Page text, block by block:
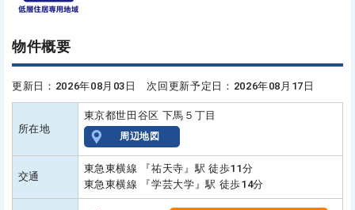
物件概要
更新日：2026年08月03日 次回更新予定日：2026年08月17日
所在地
東京都世田谷区 下馬５丁目
周辺地図
交通
東急東横線 『祐天寺』駅 徒歩11分
東急東横線 『学芸大学』駅 徒歩14分